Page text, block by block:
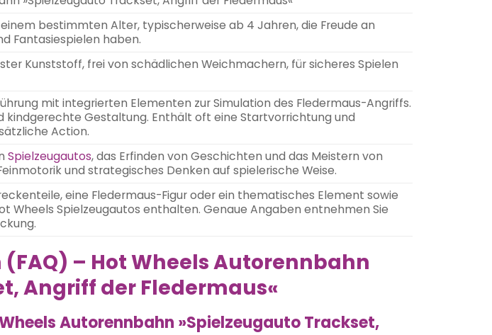
bestimmten Alter, typischerweise ab 4 Jahren, die Freude an
Fantasiespielen haben.
Kunststoff, frei von schädlichen Weichmachern, für sicheres Spielen
mit integrierten Elementen zur Simulation des Fledermaus-Angriffs.
kindgerechte Gestaltung. Enthält oft eine Startvorrichtung und
Action.
Spielzeugautos, das Erfinden von Geschichten und das Meistern von
und strategisches Denken auf spielerische Weise.
eine Fledermaus-Figur oder ein thematisches Element sowie
Wheels Spielzeugautos enthalten. Genaue Angaben entnehmen Sie
– Hot Wheels Autorennbahn
Angriff der Fledermaus«
Autorennbahn »Spielzeugauto Trackset,